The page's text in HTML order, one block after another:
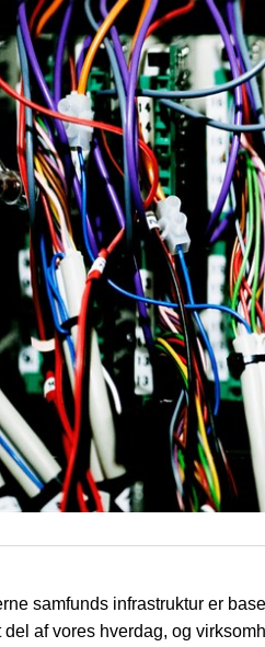
For at se indholdet skal du
samfunds infrastruktur er
del af vores hverdag, og